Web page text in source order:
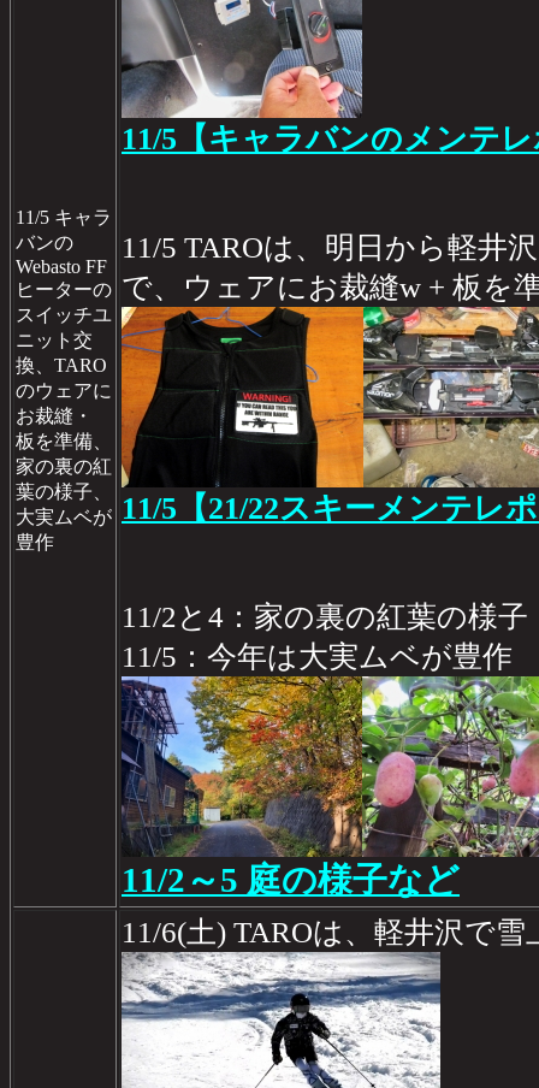
11/5 キャラ
バンの
Webasto FF
ヒーターの
スイッチユ
ニット交
換、TARO
のウェアに
お裁縫・
板を準備、
家の裏の紅
葉の様子、
大実ムベが
豊作
11/5【キャラバンのメンテレ
11/5 TAROは、明日から軽井
で、ウェアにお裁縫w + 板を
11/5【21/22スキーメンテレ
11/2と4：家の裏の紅葉の様子
11/5：今年は大実ムベが豊作
11/2～5 庭の様子など
11/6(土) TAROは、軽井沢で